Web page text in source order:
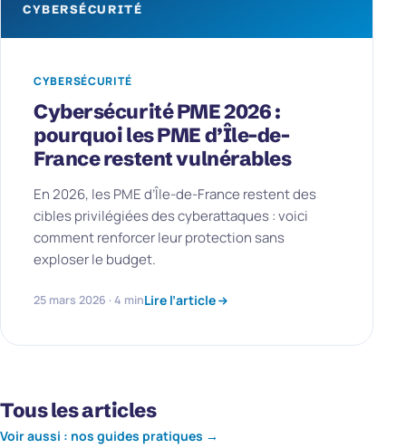
CYBERSÉCURITÉ
CYBERSÉCURITÉ
Cybersécurité PME 2026 :
pourquoi les PME d’Île-de-
France restent vulnérables
En 2026, les PME d’Île-de-France restent des
cibles privilégiées des cyberattaques : voici
comment renforcer leur protection sans
exploser le budget.
25 mars 2026 · 4 minLire l’article
Tous les articles
Voir aussi : nos guides pratiques →